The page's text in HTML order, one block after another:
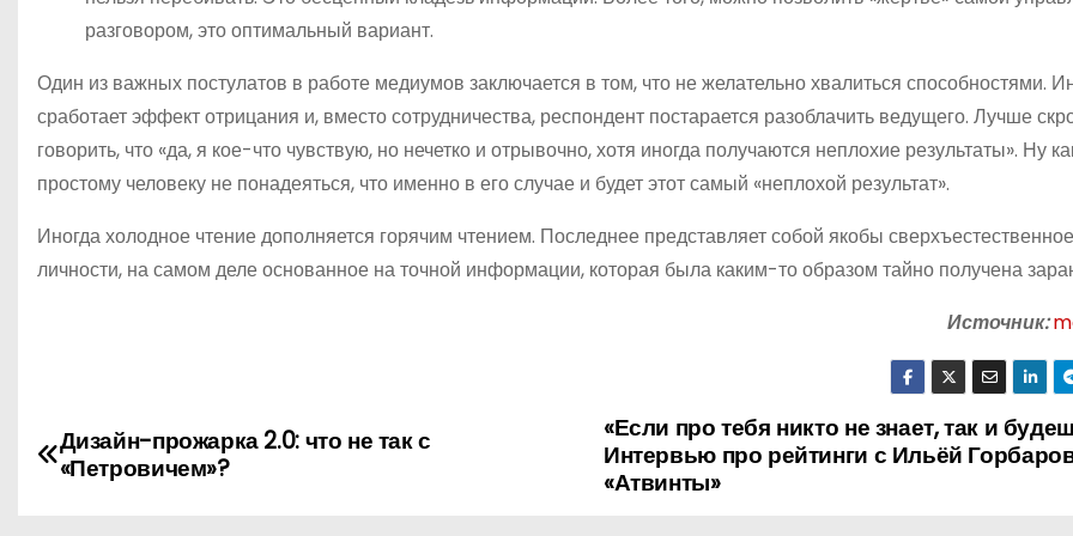
разговором, это оптимальный вариант.
Один из важных постулатов в работе медиумов заключается в том, что не желательно хвалиться способностями.
сработает эффект отрицания и, вместо сотрудничества, респондент постарается разоблачить ведущего. Лучше
говорить, что «да, я кое-что чувствую, но нечетко и отрывочно, хотя иногда получаются неплохие результаты». Ну
простому человеку не понадеяться, что именно в его случае и будет этот самый «неплохой результат».
Иногда холодное чтение дополняется горячим чтением. Последнее представляет собой якобы
личности, на самом деле основанное на точной информации, которая была каким-то образом тайно получена
Источник:
Н
«Если про тебя никто не знает, так и
Интервью про рейтинги с Ильёй
«Атвинты»
Дизайн-прожарка 2.0: что не так с
«‎Петровичем‎»?